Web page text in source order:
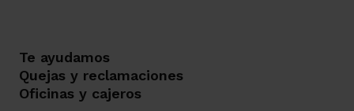
Te ayudamos
Quejas y reclamaciones
Oficinas y cajeros